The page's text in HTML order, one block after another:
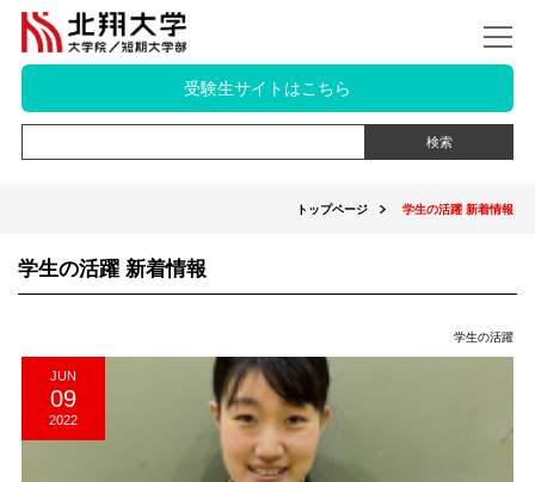
受験生サイトはこちら
トップページ 学生の活躍 新着情報
学生の活躍 新着情報
学生の活躍
JUN
09
2022